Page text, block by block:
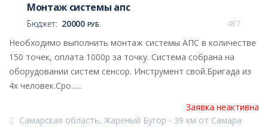
Монтаж системы апс
Бюджет: 20000 РУБ.
487
Необходимо выполнить монтаж системы АПС в количестве
150 точек, оплата 1000р за точку. Система собрана на
оборудовании систем сенсор. Инструмент свой.Бригада из
4х человек.Сро......
Заявка неактивна
Самарская область, Жареный Бугор - 39 км от Самара